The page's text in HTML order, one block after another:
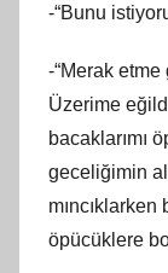
-“Bunu
-“Merak
Üzerime
bacaklarımı
geceliğimin
mıncıklarken
öpücüklere